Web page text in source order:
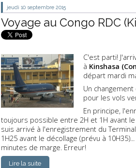
jeudi 10 septembre 2015
Voyage au Congo RDC
C'est parti!
à Kinshasa
départ mardi
Un
pour les vols
En principe,
toujours possible entre 2H et 1H avant
suis arrivé à l'enregistrement du
1H25 avant le décollage (prévu à
minutes de marge. Erreur!
Lire la suite